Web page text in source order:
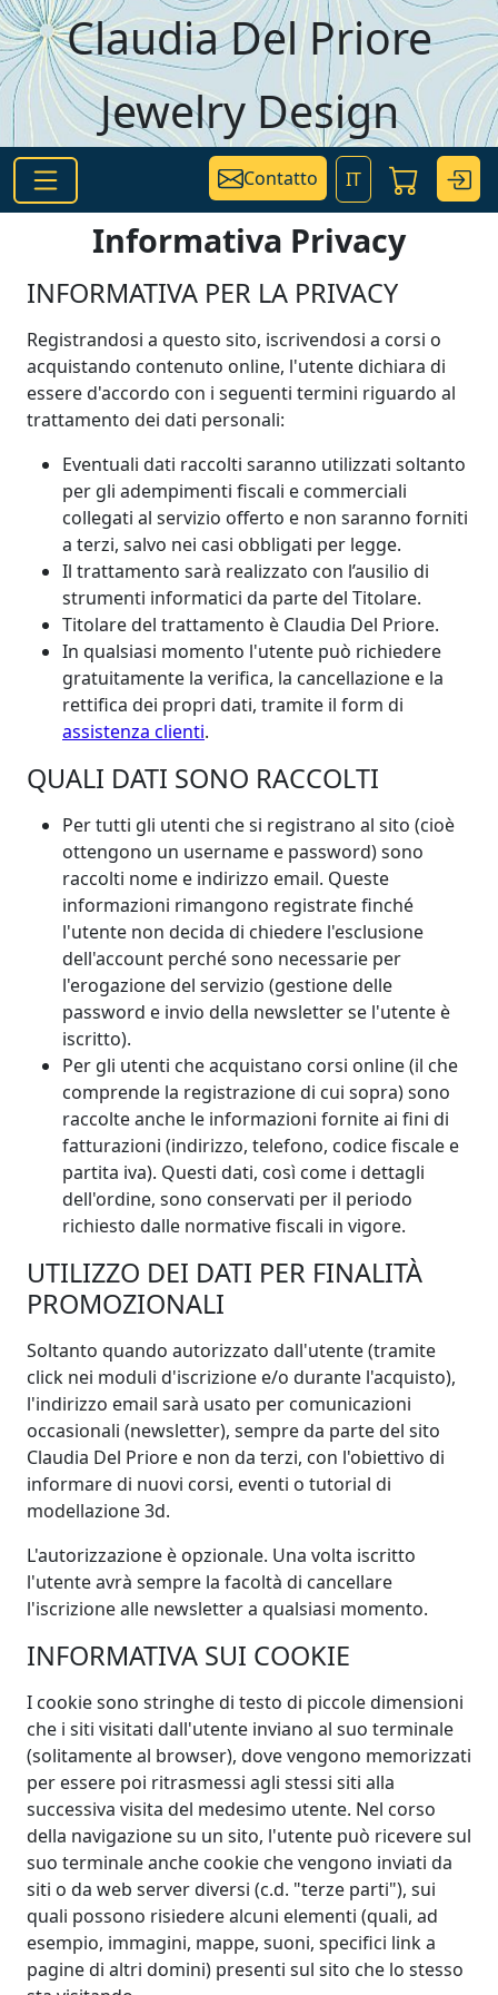
Salta al contenuto principale
Claudia Del Priore
Jewelry Design
Contatto IT
Informativa Privacy
INFORMATIVA PER LA PRIVACY
Registrandosi a questo sito, iscrivendosi a corsi o
acquistando contenuto online, l'utente dichiara di
essere d'accordo con i seguenti termini riguardo al
trattamento dei dati personali:
Eventuali dati raccolti saranno utilizzati soltanto
per gli adempimenti fiscali e commerciali
collegati al servizio offerto e non saranno forniti
a terzi, salvo nei casi obbligati per legge.
Il trattamento sarà realizzato con l’ausilio di
strumenti informatici da parte del Titolare.
Titolare del trattamento è Claudia Del Priore.
In qualsiasi momento l'utente può richiedere
gratuitamente la verifica, la cancellazione e la
rettifica dei propri dati, tramite il form di
assistenza clienti.
QUALI DATI SONO RACCOLTI
Per tutti gli utenti che si registrano al sito (cioè
ottengono un username e password) sono
raccolti nome e indirizzo email. Queste
informazioni rimangono registrate finché
l'utente non decida di chiedere l'esclusione
dell'account perché sono necessarie per
l'erogazione del servizio (gestione delle
password e invio della newsletter se l'utente è
iscritto).
Per gli utenti che acquistano corsi online (il che
comprende la registrazione di cui sopra) sono
raccolte anche le informazioni fornite ai fini di
fatturazioni (indirizzo, telefono, codice fiscale e
partita iva). Questi dati, così come i dettagli
dell'ordine, sono conservati per il periodo
richiesto dalle normative fiscali in vigore.
UTILIZZO DEI DATI PER FINALITÀ
PROMOZIONALI
Soltanto quando autorizzato dall'utente (tramite
click nei moduli d'iscrizione e/o durante l'acquisto),
l'indirizzo email sarà usato per comunicazioni
occasionali (newsletter), sempre da parte del sito
Claudia Del Priore e non da terzi, con l'obiettivo di
informare di nuovi corsi, eventi o tutorial di
modellazione 3d.
L'autorizzazione è opzionale. Una volta iscritto
l'utente avrà sempre la facoltà di cancellare
l'iscrizione alle newsletter a qualsiasi momento.
INFORMATIVA SUI COOKIE
I cookie sono stringhe di testo di piccole dimensioni
che i siti visitati dall'utente inviano al suo terminale
(solitamente al browser), dove vengono memorizzati
per essere poi ritrasmessi agli stessi siti alla
successiva visita del medesimo utente. Nel corso
della navigazione su un sito, l'utente può ricevere sul
suo terminale anche cookie che vengono inviati da
siti o da web server diversi (c.d. "terze parti"), sui
quali possono risiedere alcuni elementi (quali, ad
esempio, immagini, mappe, suoni, specifici link a
pagine di altri domini) presenti sul sito che lo stesso